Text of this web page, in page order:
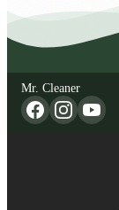
Mr. Cleaner